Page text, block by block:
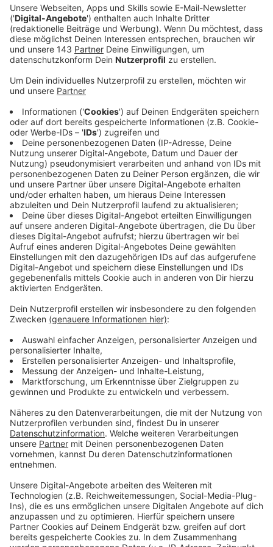
einen Unfall gebaut und dabei ein Kind überfahren
habe. Deswegen sei er festgenommen worden und
müsse freigekauft werden. Bei dem Schockanruf
vereinbarte die 83-Jährige einen Termin, bei dem
ein Mann Bargeld und Wertgegenstände bei ihr
abholen sollte. Kurz vor der geplanten Übergabe
an ihrer Wohnung auf, der den Betrug verhindern
konnte. Der Täter konnte flüchten, die
Kriminalpolizei sucht jetzt nach Hinweisen. Der
Kontakt und eine Beschreibung stehen hier:
Ein Täter konnte flüchten und wie folgt
beschrieben werden:
männliches Erscheinungsbild
ca. 25-30 Jahre
175-180 cm groß
dunkle Haare und dunkler Bart
normale Statur
Die Kriminalpolizei hat die Ermittlungen
aufgenommen, nimmt Hinweise unter der
Telefonnummer 02324-9166-2200 entgegen und
macht in diesem Zusammenhang nochmal ganz
deutlich: Die Polizei oder die Justiz wird Sie
niemals um Geld oder Wertgegenstände bitten.
Übergeben Sie diese niemals an Unbekannte. Wenn
ein Anrufer Geld oder Wertsachen von Ihnen
fordert, besprechen Sie dies mit
Familienangehörigen oder anderen Ihnen
nahestehende Personen.
Veröffentlicht:Mittwoch, 26.02.2025 13:28
Anzeige